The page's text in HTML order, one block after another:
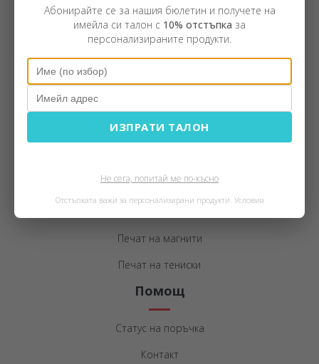
Персонализирани ключодържатели
Персонализирани картини
Персонализирани часовници
Персонализирани престилки
Персонализирани възглавници
Услуги
Печат на магнити
Печат на тениски
Помощ
Статус на поръчка
Контакт
Абонирайте се за нашия бюлетин и получете на
имейла си талон с 10% отстъпка за
персонализираните продукти.
ИЗПРАТИ ТАЛОН
Не сега, попитай ме по-късно
Отстъпката важи за персонализирани продукти. Условия